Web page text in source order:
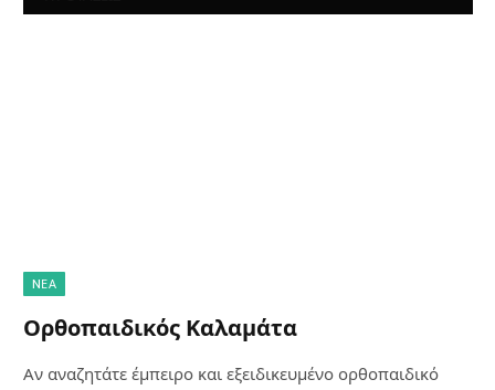
NΈΑ
Ορθοπαιδικός Καλαμάτα
Αν αναζητάτε έμπειρο και εξειδικευμένο ορθοπαιδικό